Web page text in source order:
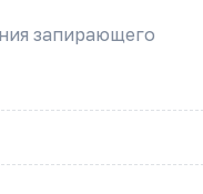
запирающего